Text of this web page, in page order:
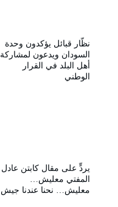
نظّار قبائل يؤكدون وحدة
السودان ويدعون لمشاركة
أهل البلد في القرار
الوطني
يردٍّ على مقال كابتن عادل
المفتي معليش…
معليش… نحنا عندنا جيش